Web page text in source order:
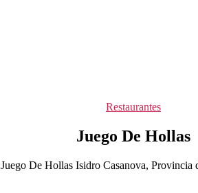
Categorías
Restaurantes
Juego De Hollas
Juego De Hollas Isidro Casanova, Provincia